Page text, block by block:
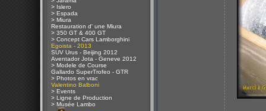
> Islero
> Espada
> Miura
Restauration d' une Miura
> 350 GT & 400 GT
> Concept Cars Lamborghini
Egoista - 2013
SUV Urus - Beijing 2012
Aventador Jota - Geneve 2012
> Modele de Course
Gallardo SuperTrofeo - GTR
> Photos en vrac
Valentino Balboni
> Events
> Ligne de Production
> Musée Lambo